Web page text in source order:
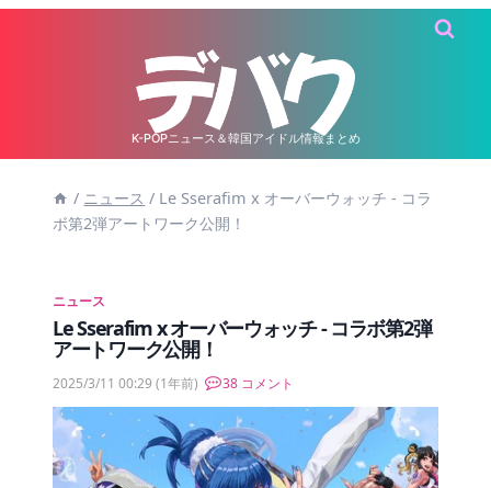
K-POPニュース＆韓国アイドル情報まとめ
/ ニュース / Le Sserafim x オーバーウォッチ ‐ コラ
ボ第2弾アートワーク公開！
ニュース
Le Sserafim x オーバーウォッチ ‐ コラボ第2弾
アートワーク公開！
2025/3/11 00:29 (1年前) 38 コメント